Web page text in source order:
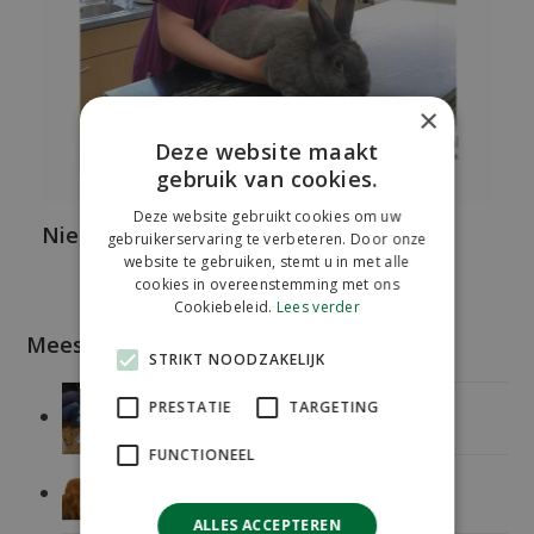
Nieuwe gezelschapsdierenarts
Meest recente berichten
Vasectomie Hert
Februari maand van het gebit
×
Deze website maakt
gebruik van cookies.
Deze website gebruikt cookies om uw
gebruikerservaring te verbeteren. Door onze
website te gebruiken, stemt u in met alle
cookies in overeenstemming met ons
Cookiebeleid. Lees verder
STRIKT NOODZAKELIJK
PRESTATIE TARGETING
FUNCTIONEEL
ALLES ACCEPTEREN